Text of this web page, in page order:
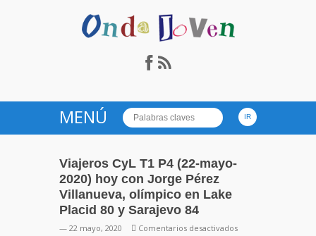
Onda Joven Radio.es
MENÚ
Viajeros CyL T1 P4 (22-mayo-
2020) hoy con Jorge Pérez
Villanueva, olímpico en Lake
Placid 80 y Sarajevo 84
— 22 mayo, 2020 Comentarios desactivadosen